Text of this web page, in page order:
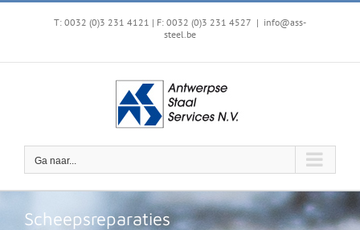
Ga
T: 0032 (0)3 231 4121 | F: 0032 (0)3 231 4527 | info@ass-
steel.be
Ga naar...
Scheepsreparaties